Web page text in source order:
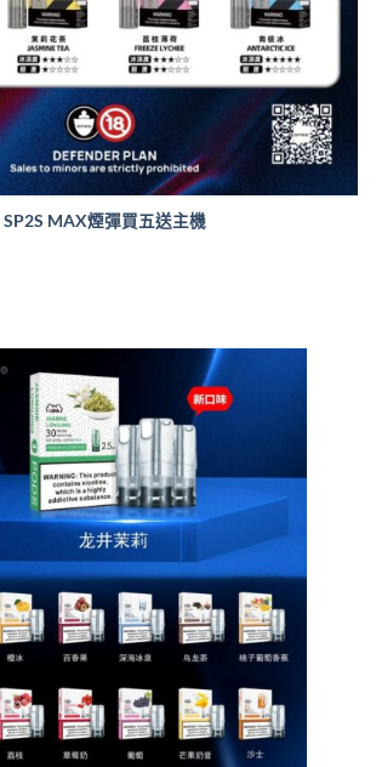
SP2S MAX煙彈買五送主機